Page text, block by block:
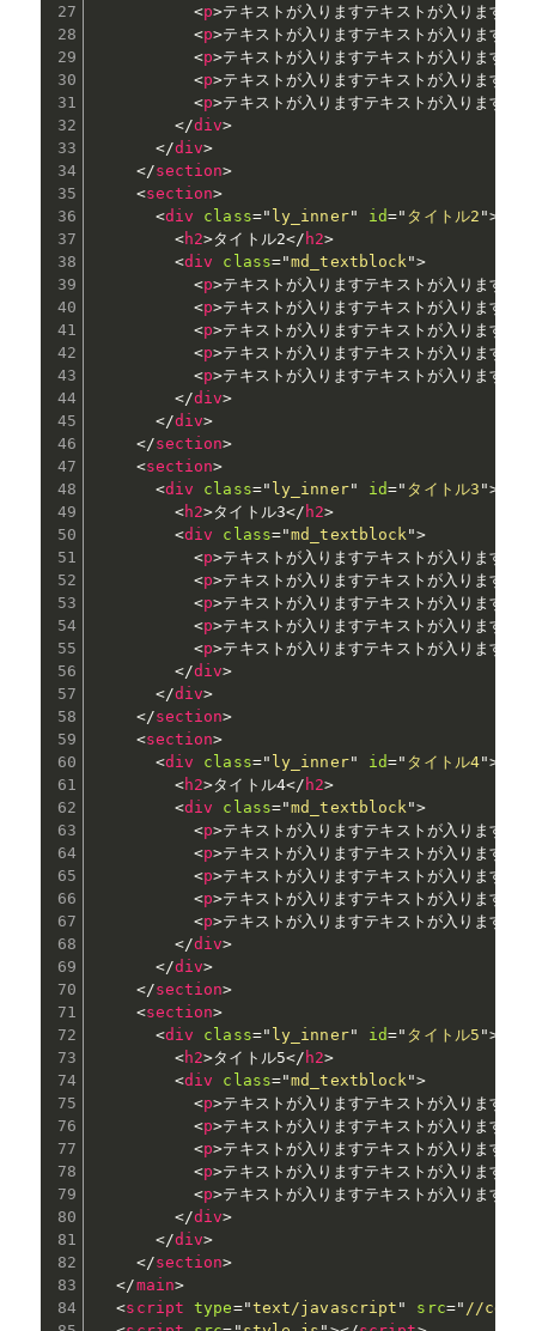
<p>テキストが入りますテキストが入りますテ
<p>テキストが入りますテキストが入りますテ
<p>テキストが入りますテキストが入りますテ
<p>テキストが入りますテキストが入りますテ
<p>テキストが入りますテキストが入りますテ
</div>
</div>
</section>
<section>
<div class=" ly_inner" id=" タイトル2 ">
<h2>タイトル2</ h2>
<div class="md_textblock ">
<p>テキストが入りますテキストが入りますテ
<p>テキストが入りますテキストが入りますテ
<p>テキストが入りますテキストが入りますテ
<p>テキストが入りますテキストが入りますテ
<p>テキストが入りますテキストが入りますテ
</div>
</div>
</section>
<section>
<div class=" ly_inner" id=" タイトル3 ">
<h2>タイトル3</ h2>
<div class="md_textblock ">
<p>テキストが入りますテキストが入りますテ
<p>テキストが入りますテキストが入りますテ
<p>テキストが入りますテキストが入りますテ
<p>テキストが入りますテキストが入りますテ
<p>テキストが入りますテキストが入りますテ
</div>
</div>
</section>
<section>
<div class=" ly_inner" id=" タイトル4">
<h2>タイトル4</ h2>
<div class="md_textblock ">
<p>テキストが入りますテキストが入りますテ
<p>テキストが入りますテキストが入りますテ
<p>テキストが入りますテキストが入りますテ
<p>テキストが入りますテキストが入りますテ
<p>テキストが入りますテキストが入りますテ
</div>
</div>
</section>
<section>
<div class=" ly_inner" id=" タイトル5 ">
<h2>タイトル5</ h2>
<div class="md_textblock ">
<p>テキストが入りますテキストが入りますテ
<p>テキストが入りますテキストが入りますテ
<p>テキストが入りますテキストが入りますテ
<p>テキストが入りますテキストが入りますテ
<p>テキストが入りますテキストが入りますテ
</div>
</div>
</section>
</main>
<script type="text/javascript " src=" //